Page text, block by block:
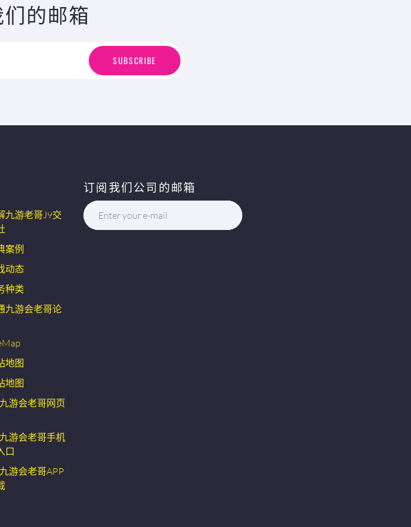
的邮箱
SUBSCRIBE
SUBSCRIBE
九游老哥J9交
案例
动态
种类
九游会老哥论
地图
地图
游会老哥网页
游会老哥手机
口
游会老哥APP
订阅我们公司的邮箱
Enter your e-mail